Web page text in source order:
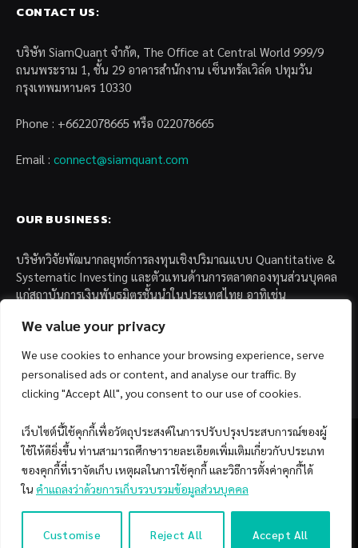
We value your privacy
We use cookies to enhance your browsing experience, serve
personalised ads or content, and analyse our traffic. By
clicking "Accept All", you consent to our use of cookies.
เว็บไซต์นี้ใช้คุกกี้เพื่อวัตถุประสงค์ในการปรับปรุงประสบการณ์ของผู้
ใช้ให้ดียิ่งขึ้น ท่านสามารถศึกษารายละเอียดเพิ่มเติมเกี่ยวกับประเภท
ของคุกกี้ที่เราจัดเก็บ เหตุผลในการใช้คุกกี้ และวิธีการตั้งค่าคุกกี้ได้
ใน คำแถลงว่าด้วยการเก็บรวบรวมข้อมูลส่วนบุคคล
Customise Reject All Accept All
CONTACT US:
บริษัท SiamQuant จำกัด, The Office at Central World 999/9
ถนนพระราม 1, ชั้น 29 อาคารสำนักงาน เซ็นทรัลเวิล์ด ปทุมวัน
กรุงเทพมหานคร 10330
Phone : +6622078665 หรือ 022078665
Email : connect@siamquant.com
OUR BUSINESS:
บริษัทวิจัยพัฒนากลยุทธ์การลงทุนเชิงปริมาณแบบ Quantitative &
Systematic Investing และตัวแทนด้านการตลาดกองทุนส่วนบุคคล
แก่สถาบันการเงินพันธมิตรชั้นนำในประเทศไทย อาทิเช่น
– บล. กรุงไทย เอ็กซ์สปริง จำกัด
– บล. ฟิลลิป (ประเทศไทย) จำกัด (มหาชน)
Facebook YouTube